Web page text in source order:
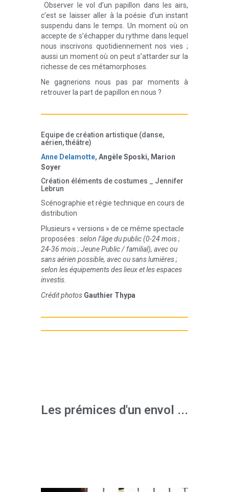
Observer le vol d’un papillon dans les airs,
c’est se laisser aller à la poésie d’un instant
suspendu dans le temps. Un moment où on
accepte de s’échapper du rythme dans lequel
nous inscrivons quotidiennement nos vies ;
aussi un moment où on peut s’attarder sur la
richesse de ces métamorphoses.
Ne gagnerions nous pas par moments à
retrouver la part de papillon en nous ?
Equipe de création artistique (danse,
aérien, théâtre)
Anne Delamotte, Angèle Sposki, Marion
Soyer
Création éléments de costumes _ Jennifer
Lebrun
Scénographie et régie technique en cours de
distribution
Plusieurs « versions » de ce même spectacle
proposées : selon l’âge du public (0-24 mois ;
24-36 mois ; Jeune Public / familial), avec ou
sans aérien possible, avec ou sans lumières ;
selon les équipements des lieux et les espaces
investis.
Crédit photos Gauthier Thypa
Les prémices d'un envol ...